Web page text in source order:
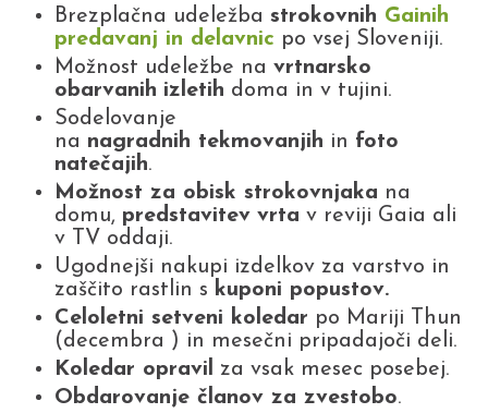
Brezplačna udeležba strokovnih Gainih
predavanj in delavnic po vsej Sloveniji.
Možnost udeležbe na vrtnarsko
obarvanih izletih doma in v tujini.
Sodelovanje
na nagradnih tekmovanjih in foto
natečajih.
Možnost za obisk strokovnjaka na
domu, predstavitev vrta v reviji Gaia ali
v TV oddaji.
Ugodnejši nakupi izdelkov za varstvo in
zaščito rastlin s kuponi popustov.
Celoletni setveni koledar po Mariji Thun
(decembra ) in mesečni pripadajoči deli.
Koledar opravil
za vsak mesec posebej.
Obdarovanje članov za zvestobo.